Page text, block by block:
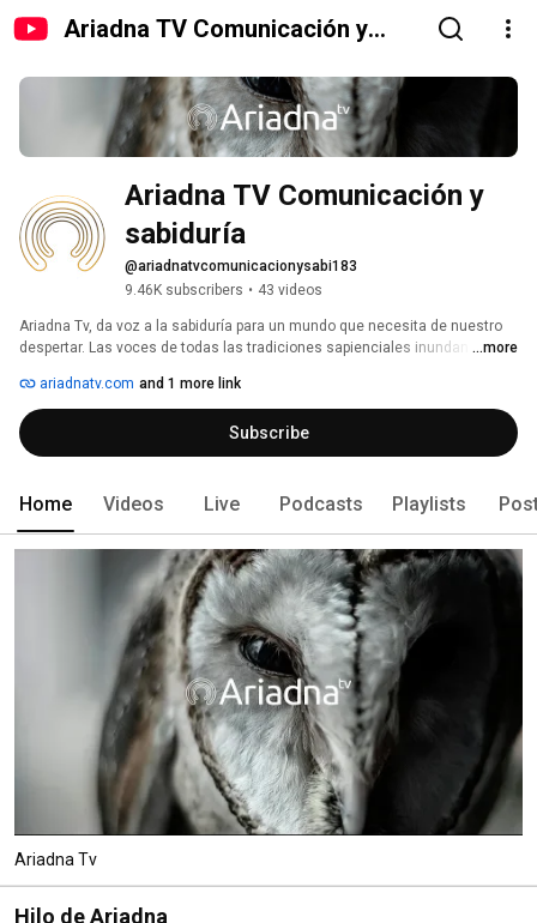
Ariadna TV Comunicación y
Ariadna TV Comunicación y
sabiduría
@ariadnatvcomunicacionysabi183
9.46K subscribers • 43 videos
Ariadna Tv, da voz a la sabiduría para un mundo que necesita de nuestro
despertar. Las voces de todas las tradiciones sapienciales inundan de
soluciones brillantes a las problemáticas actuales.
...more
ariadnatv.com and 1 more link
Subscribe
Home Videos Live Podcasts Playlists
Ariadna Tv
Hilo de Ariadna